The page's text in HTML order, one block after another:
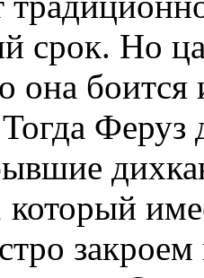
срок. Но
она боится
Феруз
закроем